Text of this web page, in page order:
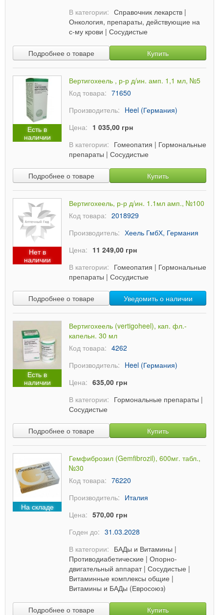
В категории: Справочник лекарств |
Онкология, препараты, действующие на
с-му крови | Сосудистые
Подробнее о товаре Купить
Есть в
наличии
Вертигохеель , р-р д/ин. амп. 1,1 мл, №5
Код товара: 71650
Производитель: Heel (Германия)
Цена: 1 035,00 грн
В категории: Гомеопатия | Гормональные
препараты | Сосудистые
Подробнее о товаре Купить
Нет в
наличии
Вертигохеель, р-р д/ин. 1.1мл амп., №100
Код товара: 2018929
Производитель: Хеель ГмбХ, Германия
Цена: 11 249,00 грн
В категории: Гомеопатия | Гормональные
препараты | Сосудистые
Подробнее о товаре Уведомить о наличии
Есть в
наличии
Вертигохеель (vertigoheel), кап. фл.-
капельн. 30 мл
Код товара: 4262
Производитель: Heel (Германия)
Цена: 635,00 грн
В категории: Гормональные препараты |
Сосудистые
Подробнее о товаре Купить
На складе
Гемфиброзил (Gemfibrozil), 600мг. табл.,
№30
Код товара: 76220
Производитель: Италия
Цена: 570,00 грн
Годен до: 31.03.2028
В категории: БАДы и Витамины |
Противодиабетические | Опорно-
двигательный аппарат| Сосудистые |
Витаминные комплексы общие |
Витамины и БАДы (Евросоюз)
Подробнее о товаре Купить